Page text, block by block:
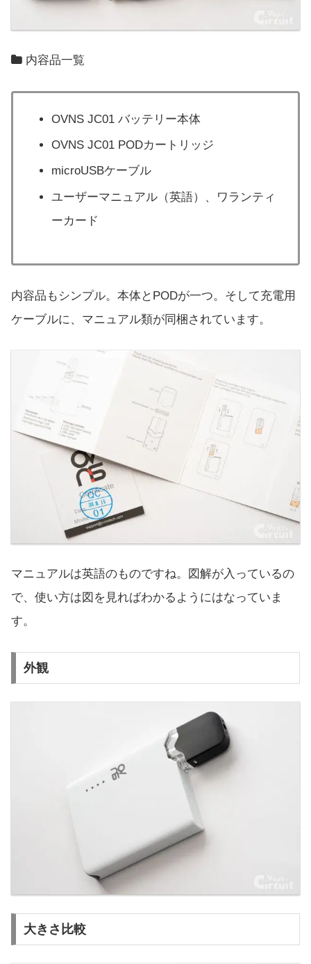
内容品一覧
OVNS JC01 バッテリー本体
OVNS JC01 PODカートリッジ
microUSBケーブル
ユーザーマニュアル（英語）、ワランティ
ーカード
内容品もシンプル。本体とPODが一つ。そして充電用
ケーブルに、マニュアル類が同梱されています。
マニュアルは英語のものですね。図解が入っているの
で、使い方は図を見ればわかるようにはなっていま
す。
外観
大きさ比較